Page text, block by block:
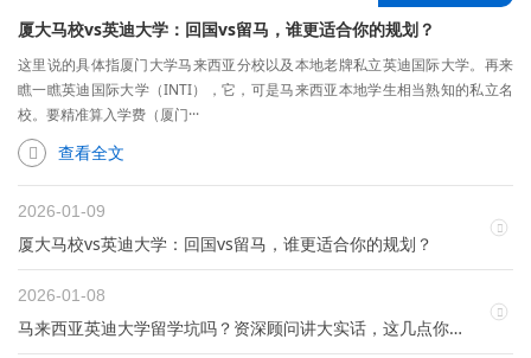
厦大马校vs英迪大学：回国vs留马，谁更适合你的规划？
这里说的具体指厦门大学马来西亚分校以及本地老牌私立英迪国际大学。再来
瞧一瞧英迪国际大学（INTI），它，可是马来西亚本地学生相当熟知的私立名
校。要精准算入学费（厦门···
查看全文
2026-01-09
厦大马校vs英迪大学：回国vs留马，谁更适合你的规划？
2026-01-08
马来西亚英迪大学留学坑吗？资深顾问讲大实话，这几点你真得想清